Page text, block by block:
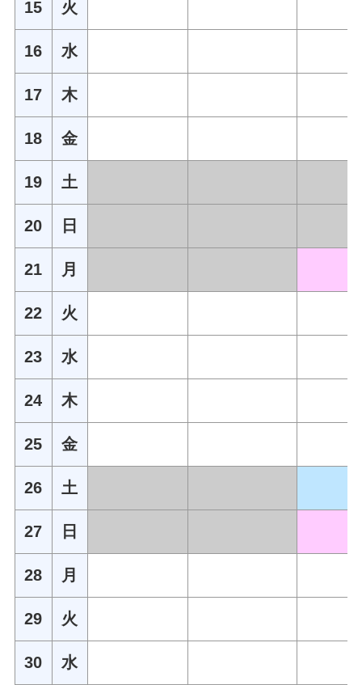
15 火
16 水
17 木
18 金
19 土
20 日
21 月
22 火
23 水
24 木
25 金
26 土
27 日
28 月
29 火
30 水